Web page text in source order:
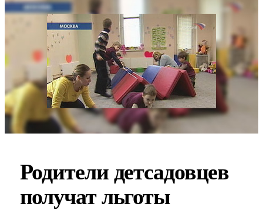
Родители детсадовцев
получат льготы